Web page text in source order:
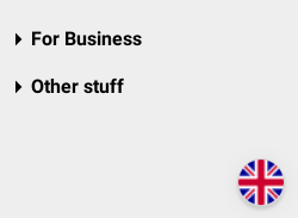
For Business
Other stuff